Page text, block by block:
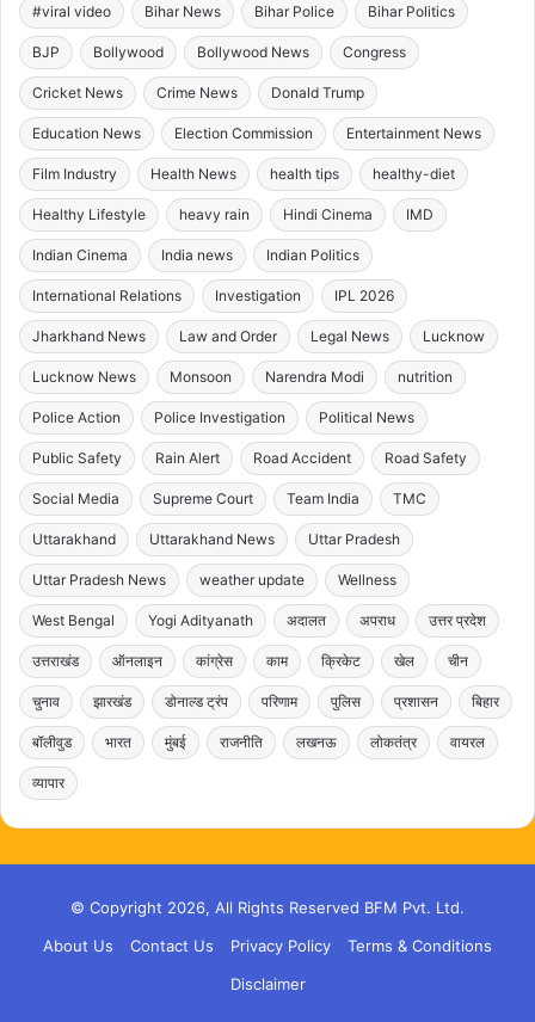
#viral video Bihar News Bihar Police Bihar Politics
BJP Bollywood Bollywood News Congress
Cricket News Crime News Donald Trump
Education News Election Commission Entertainment News
Film Industry Health News health tips healthy-diet
Healthy Lifestyle heavy rain Hindi Cinema IMD
Indian Cinema India news Indian Politics
International Relations Investigation IPL 2026
Jharkhand News Law and Order Legal News Lucknow
Lucknow News Monsoon Narendra Modi nutrition
Police Action Police Investigation Political News
Public Safety Rain Alert Road Accident Road Safety
Social Media Supreme Court Team India TMC
Uttarakhand Uttarakhand News Uttar Pradesh
Uttar Pradesh News weather update Wellness
West Bengal Yogi Adityanath अदालत अपराध उत्तर प्रदेश
उत्तराखंड ऑनलाइन कांग्रेस काम क्रिकेट खेल चीन
चुनाव झारखंड डोनाल्ड ट्रंप परिणाम पुलिस प्रशासन बिहार
बॉलीवुड भारत मुंबई राजनीति लखनऊ लोकतंत्र वायरल
व्यापार
© Copyright 2026, All Rights Reserved BFM Pvt. Ltd.
About Us
Contact Us Privacy Policy
Terms & Conditions
Disclaimer